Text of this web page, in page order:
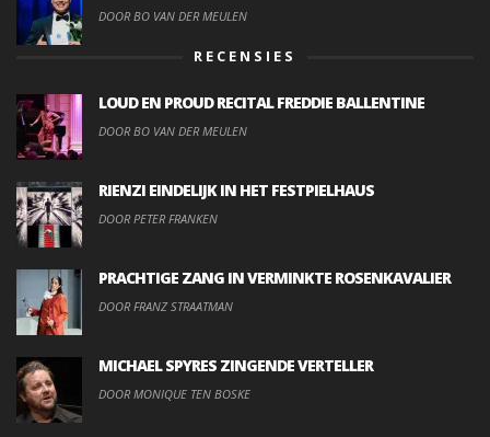
DOOR BO VAN DER MEULEN
RECENSIES
LOUD EN PROUD RECITAL FREDDIE BALLENTINE
DOOR BO VAN DER MEULEN
RIENZI EINDELIJK IN HET FESTPIELHAUS
DOOR PETER FRANKEN
PRACHTIGE ZANG IN VERMINKTE ROSENKAVALIER
DOOR FRANZ STRAATMAN
MICHAEL SPYRES ZINGENDE VERTELLER
DOOR MONIQUE TEN BOSKE